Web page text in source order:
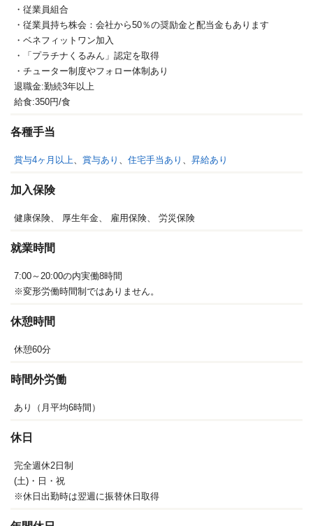
・従業員組合
・従業員持ち株会：会社から50％の奨励金と配当金もあります
・ベネフィットワン加入
・「プラチナくるみん」認定を取得
・チューター制度やフォロー体制あり
退職金:勤続3年以上
給食:350円/食
各種手当
賞与4ヶ月以上 賞与あり 住宅手当あり 昇給あり
加入保険
健康保険、 厚生年金、 雇用保険、 労災保険
就業時間
7:00～20:00の内実働8時間
※変形労働時間制ではありません。
休憩時間
休憩60分
時間外労働
あり（月平均6時間）
休日
完全週休2日制
(土)・日・祝
※休日出勤時は翌週に振替休日取得